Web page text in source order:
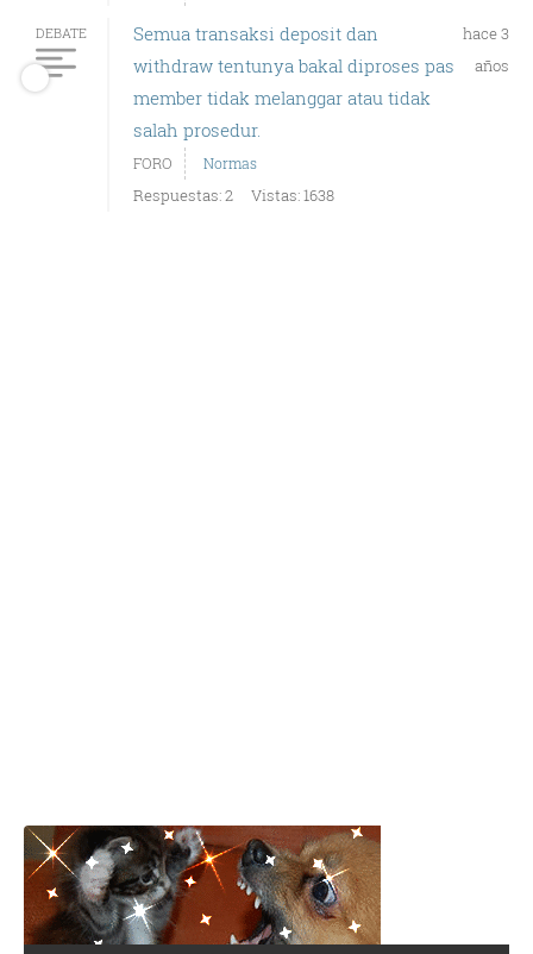
DEBATE
Semua transaksi deposit dan
withdraw tentunya bakal diproses pas
member tidak melanggar atau tidak
salah prosedur.
hace 3
años
FORO Normas
Respuestas: 2 Vistas: 1638